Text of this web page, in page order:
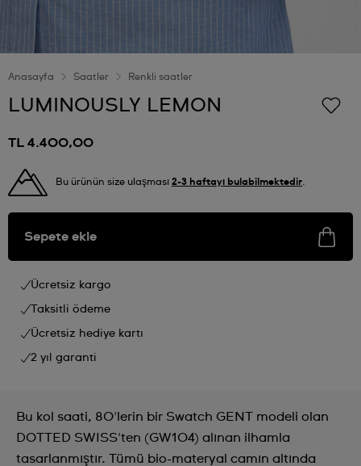
Anasayfa Saatler Renkli saatler
LUMINOUSLY LEMON
TL 4.400,00
Bu ürünün size ulaşması 2-3 haftayı bulabilmektedir.
Sepete ekle
Ücretsiz kargo
Taksitli ödeme
Ücretsiz hediye kartı
2 yıl garanti
Bu kol saati, 80'lerin bir Swatch GENT modeli olan
DOTTED SWISS'ten (GW104) alınan ilhamla
tasarlanmıştır. Tümü bio-materyal camın altında